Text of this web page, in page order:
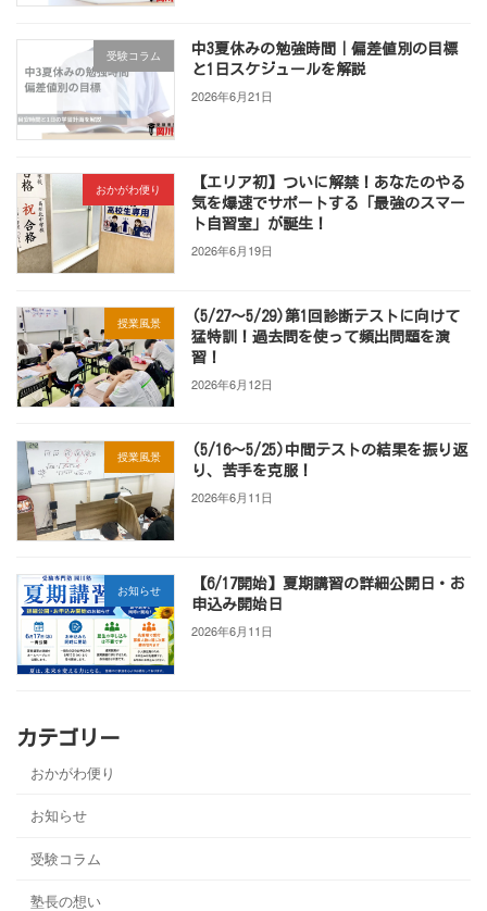
受験コラム
中3夏休みの勉強時間｜偏差値別の目標
と1日スケジュールを解説
2026年6月21日
おかがわ便り
【エリア初】ついに解禁！あなたのやる
気を爆速でサポートする「最強のスマー
ト自習室」が誕生！
2026年6月19日
授業風景
(5/27～5/29)第1回診断テストに向けて
猛特訓！過去問を使って頻出問題を演
習！
2026年6月12日
授業風景
(5/16～5/25)中間テストの結果を振り返
り、苦手を克服！
2026年6月11日
お知らせ
【6/17開始】夏期講習の詳細公開日・お
申込み開始日
2026年6月11日
カテゴリー
おかがわ便り
お知らせ
受験コラム
塾長の想い